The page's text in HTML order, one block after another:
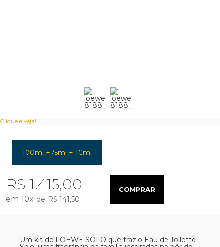
Clique e veja!
100ml +75ml + 10ml
R$ 1.415,00
10x R$ 141,50
COMPRAR
Um kit de LOEWE SOLO que traz o Eau de Toilette